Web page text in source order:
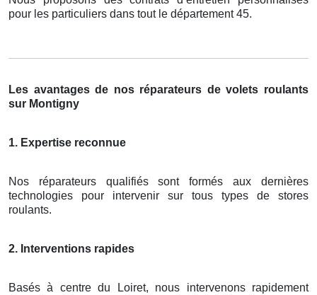
pour les particuliers dans tout le département 45.
Les avantages de nos réparateurs de volets roulants
sur Montigny
1. Expertise reconnue
Nos réparateurs qualifiés sont formés aux dernières
technologies pour intervenir sur tous types de stores
roulants.
2. Interventions rapides
Basés à centre du Loiret, nous intervenons rapidement